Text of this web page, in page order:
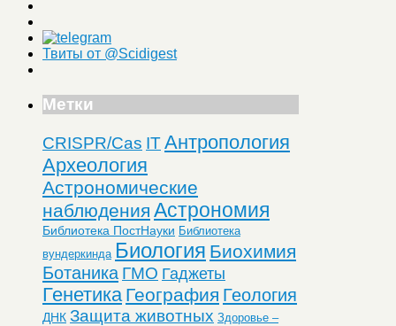
Твиты от @Scidigest
Метки
CRISPR/Cas ITАнтропология
Археология
Астрономические
наблюдения Астрономия
Библиотека ПостНауки Библиотека
вундеркинда Биология Биохимия
Ботаника ГМО Гаджеты
Генетика География Геология
ДНК Защита животных Здоровье –